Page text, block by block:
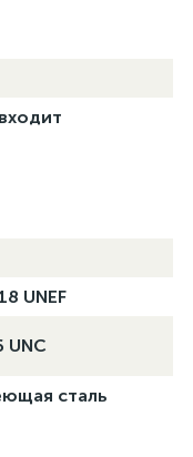
UNEF
UNC
сталь